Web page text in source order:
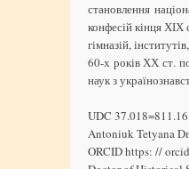
становлення
конфесій кінця
гімназій,
60-х років ХХ ст.
наук з
UDC
Antoniuk Tetyana
ORCID https: //